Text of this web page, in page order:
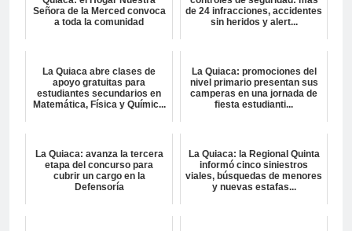
Señora de la Merced convoca
a toda la comunidad
de 24 infracciones, accidentes
sin heridos y alert...
La Quiaca abre clases de
apoyo gratuitas para
estudiantes secundarios en
Matemática, Física y Químic...
La Quiaca: promociones del
nivel primario presentan sus
camperas en una jornada de
fiesta estudianti...
La Quiaca: avanza la tercera
etapa del concurso para
cubrir un cargo en la
Defensoría
La Quiaca: la Regional Quinta
informó cinco siniestros
viales, búsquedas de menores
y nuevas estafas...